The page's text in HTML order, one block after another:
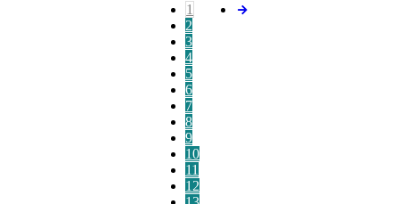
1
2
3
4
5
6
7
8
9
10
11
12